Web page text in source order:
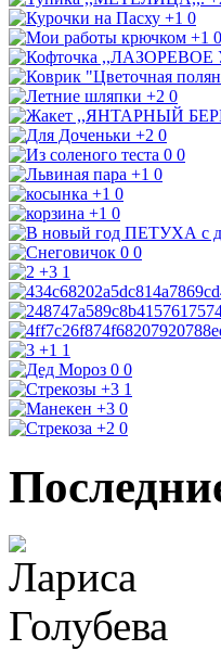
+1 0
+1 0
+2 0
+2 0
0 0
+1 0
+1 0
+1 0
0 0
+3 1
+1 1
0 0
+3 1
+3 0
+2 0